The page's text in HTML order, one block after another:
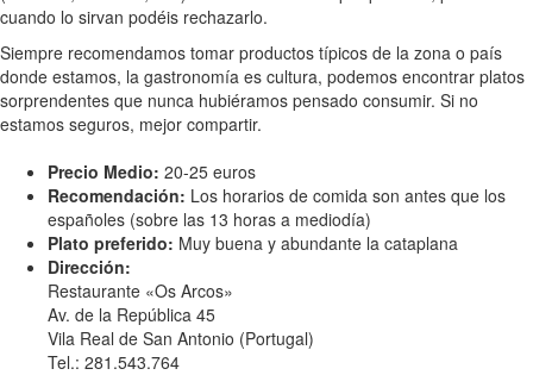
cuando lo sirvan podéis rechazarlo.
Siempre recomendamos tomar productos típicos de la zona o país
donde estamos, la gastronomía es cultura, podemos encontrar platos
sorprendentes que nunca hubiéramos pensado consumir. Si no
estamos seguros, mejor compartir.
Precio Medio: 20-25 euros
Recomendación: Los horarios de comida son antes que los
españoles (sobre las 13 horas a mediodía)
Plato preferido: Muy buena y abundante la cataplana
Dirección:
Restaurante «Os Arcos»
Av. de la República 45
Vila Real de San Antonio (Portugal)
Tel.: 281.543.764